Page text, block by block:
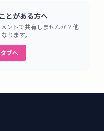
とがある方へ
ントで共有しませんか？他
ります。
ブへ